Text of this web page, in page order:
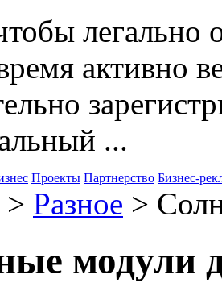
легально
активно
...
Проекты Партнерство Бизнес-
> Разное >
модули